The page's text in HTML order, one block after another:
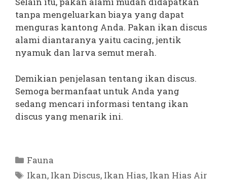
tanpa mengeluarkan biaya yang dapat
menguras kantong Anda. Pakan ikan discus
alami diantaranya yaitu cacing, jentik
nyamuk dan larva semut merah.
Demikian penjelasan tentang ikan discus.
Semoga bermanfaat untuk Anda yang
sedang mencari informasi tentang ikan
discus yang menarik ini.
Kategori
Fauna
Tag
Ikan, Ikan Discus, Ikan Hias, Ikan Hias Air